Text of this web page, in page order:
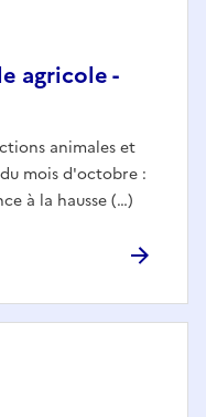
agricole -
animales et
mois d'octobre :
à la hausse (…)